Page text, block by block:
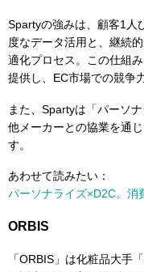
Spartyの強みは、顧客1人
度なデータ活用と、継続
適化プロセス。この仕組
提供し、EC市場での競争
また、Spartyは「パーソ
他メーカーとの協業を通
す。
あわせて読みたい：
パーソナライズ×D2C。消
ORBIS
「ORBIS」は化粧品大手